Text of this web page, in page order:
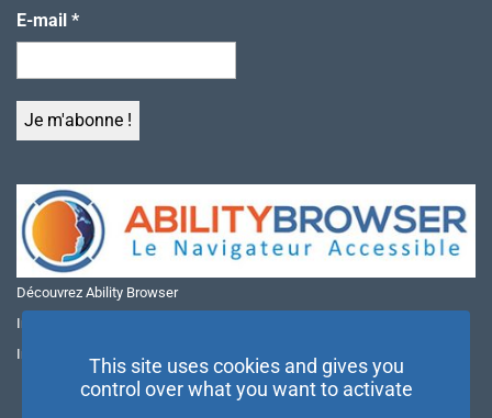
E-mail *
Découvrez Ability Browser
Installer Ability Browser sur Windows
Installer Ability Browser sur Mac
This site uses cookies and gives you
control over what you want to activate